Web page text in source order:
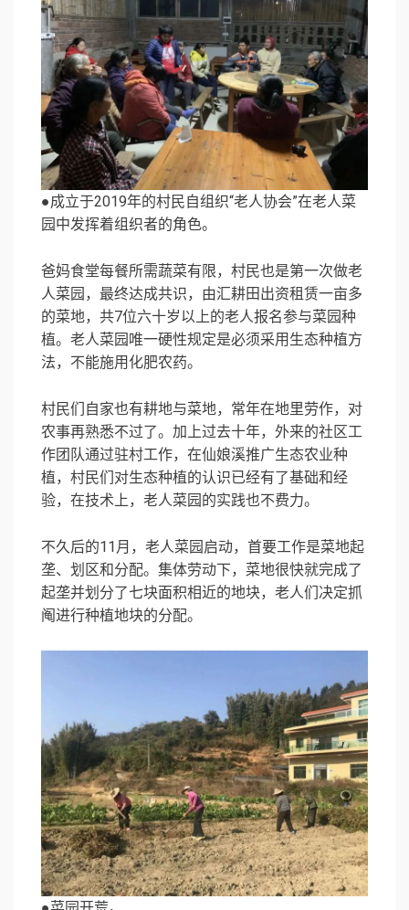
●成立于2019年的村民自组织“老人协会”在老人菜
园中发挥着组织者的角色。
爸妈食堂每餐所需蔬菜有限，村民也是第一次做老
人菜园，最终达成共识，由汇耕田出资租赁一亩多
的菜地，共7位六十岁以上的老人报名参与菜园种
植。老人菜园唯一硬性规定是必须采用生态种植方
法，不能施用化肥农药。
村民们自家也有耕地与菜地，常年在地里劳作，对
农事再熟悉不过了。加上过去十年，外来的社区工
作团队通过驻村工作，在仙娘溪推广生态农业种
植，村民们对生态种植的认识已经有了基础和经
验，在技术上，老人菜园的实践也不费力。
不久后的11月，老人菜园启动，首要工作是菜地起
垄、划区和分配。集体劳动下，菜地很快就完成了
起垄并划分了七块面积相近的地块，老人们决定抓
阄进行种植地块的分配。